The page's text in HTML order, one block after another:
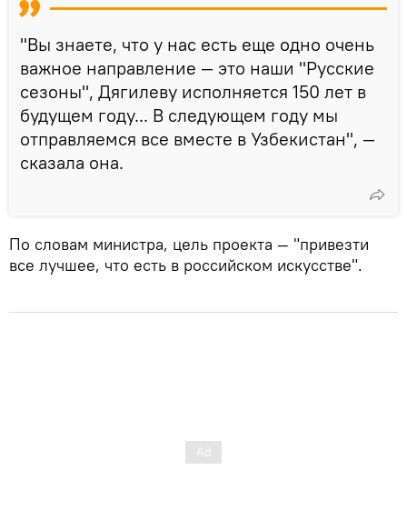
"Вы знаете, что у нас есть еще одно очень
важное направление — это наши "Русские
сезоны", Дягилеву исполняется 150 лет в
будущем году... В следующем году мы
отправляемся все вместе в Узбекистан", —
сказала она.
По словам министра, цель проекта — "привезти
все лучшее, что есть в российском искусстве".